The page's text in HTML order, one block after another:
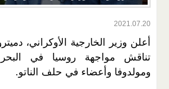
2021.07.20
أعلن وزير الخارجية الأوكراني،
تناقش مواجهة روسيا في البحر
ومولدوفا وأعضاء في حلف الناتو.